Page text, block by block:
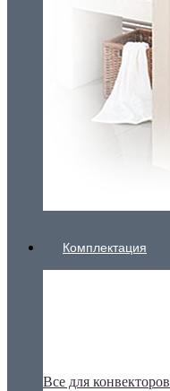
Комплектация
Все для конвекторов